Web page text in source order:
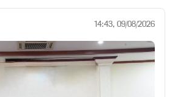
14:43, 09/08/2026